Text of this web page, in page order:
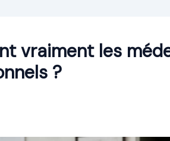
vraiment les
?